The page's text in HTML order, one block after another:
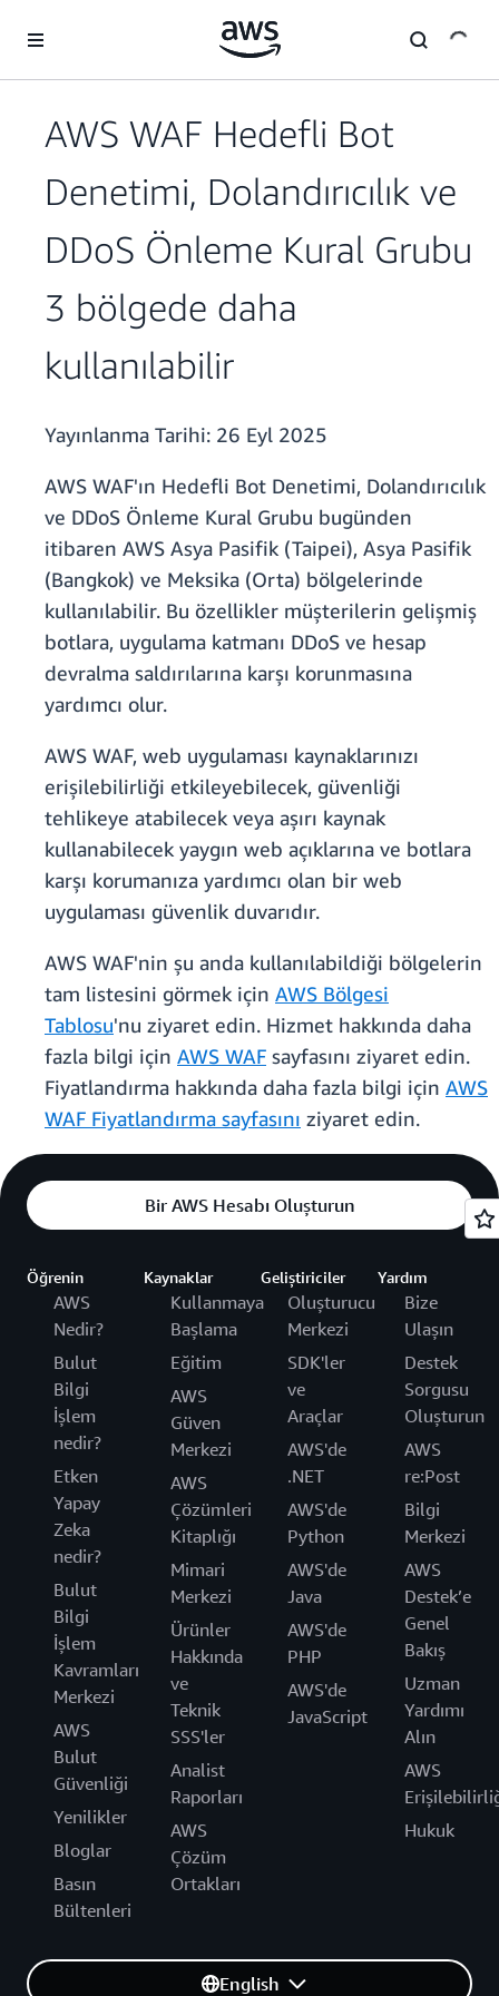
AWS WAF Hedefli Bot
Denetimi, Dolandırıcılık ve
DDoS Önleme Kural Grubu
3 bölgede daha
kullanılabilir
Yayınlanma Tarihi: 26 Eyl 2025
AWS WAF'ın Hedefli Bot Denetimi, Dolandırıcılık
ve DDoS Önleme Kural Grubu bugünden
itibaren AWS Asya Pasifik (Taipei), Asya Pasifik
(Bangkok) ve Meksika (Orta) bölgelerinde
kullanılabilir. Bu özellikler müşterilerin gelişmiş
botlara, uygulama katmanı DDoS ve hesap
devralma saldırılarına karşı korunmasına
yardımcı olur.
AWS WAF, web uygulaması kaynaklarınızı
erişilebilirliği etkileyebilecek, güvenliği
tehlikeye atabilecek veya aşırı kaynak
kullanabilecek yaygın web açıklarına ve botlara
karşı korumanıza yardımcı olan bir web
uygulaması güvenlik duvarıdır.
AWS WAF'nin şu anda kullanılabildiği bölgelerin
tam listesini görmek için AWS Bölgesi
Tablosu'nu ziyaret edin. Hizmet hakkında daha
fazla bilgi için AWS WAF sayfasını ziyaret edin.
Fiyatlandırma hakkında daha fazla bilgi için AWS
WAF Fiyatlandırma sayfasını ziyaret edin.
Bir AWS Hesabı Oluşturun
Öğrenin
AWS
Nedir?
Bulut
Bilgi
İşlem
nedir?
Etken
Yapay
Zeka
nedir?
Bulut
Bilgi
İşlem
Kavramları
Merkezi
AWS
Bulut
Güvenliği
Yenilikler
Bloglar
Basın
Bültenleri
Kaynaklar
Kullanmaya
Başlama
Eğitim
AWS
Güven
Merkezi
AWS
Çözümleri
Kitaplığı
Mimari
Merkezi
Ürünler
Hakkında
ve
Teknik
SSS'ler
Analist
Raporları
AWS
Çözüm
Ortakları
Geliştiriciler
Oluşturucu
Merkezi
SDK'ler
ve
Araçlar
AWS'de
.NET
AWS'de
Python
AWS'de
Java
AWS'de
PHP
AWS'de
JavaScript
Yardım
Bize
Ulaşın
Destek
Sorgusu
Oluşturun
AWS
re:Post
Bilgi
Merkezi
AWS
Destek’e
Genel
Bakış
Uzman
Yardımı
Alın
AWS
Hukuk
English